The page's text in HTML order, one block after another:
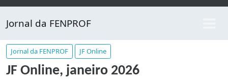
Jornal da FENPROF
Jornal da FENPROF JF Online
JF Online, janeiro 2026